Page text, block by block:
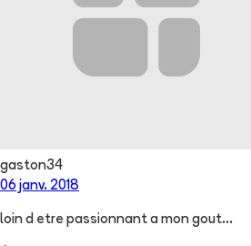
gaston34
06 janv. 2018
loin d etre passionnant a mon gout...